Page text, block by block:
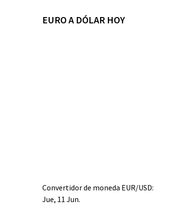
EURO A DÓLAR HOY
Convertidor de moneda EUR/USD:
Jue, 11 Jun.